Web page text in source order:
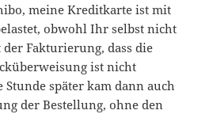
meine Kreditkarte ist mit
obwohl Ihr selbst nicht
Fakturierung, dass die
ist nicht
Stunde später kam dann auch
der Bestellung, ohne den